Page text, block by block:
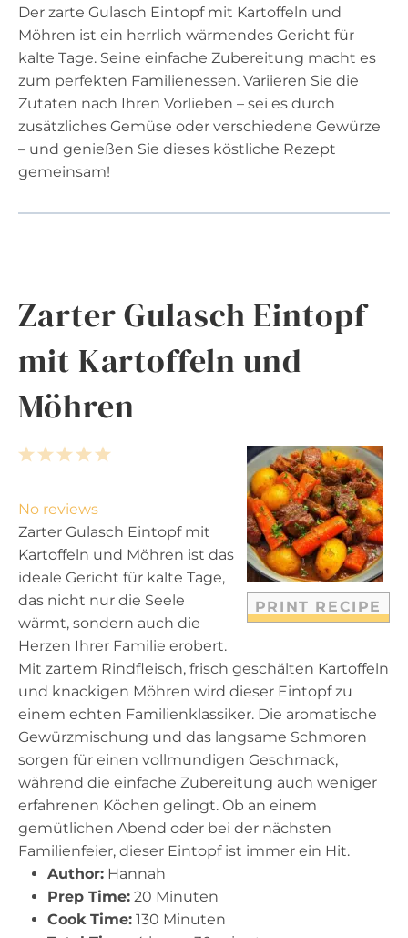
Der zarte Gulasch Eintopf mit Kartoffeln und
Möhren ist ein herrlich wärmendes Gericht für
kalte Tage. Seine einfache Zubereitung macht es
zum perfekten Familienessen. Variieren Sie die
Zutaten nach Ihren Vorlieben – sei es durch
zusätzliches Gemüse oder verschiedene Gewürze
– und genießen Sie dieses köstliche Rezept
gemeinsam!
Zarter Gulasch Eintopf
mit Kartoffeln und
Möhren
PRINT RECIPE
5
a
r
s
4
t
a
r
s
3
t
a
r
s
2
t
a
r
s
1
t
a
r
No reviews
Zarter Gulasch Eintopf mit
Kartoffeln und Möhren ist das
ideale Gericht für kalte Tage,
das nicht nur die Seele
wärmt, sondern auch die
Herzen Ihrer Familie erobert.
Mit zartem Rindfleisch, frisch geschälten Kartoffeln
und knackigen Möhren wird dieser Eintopf zu
einem echten Familienklassiker. Die aromatische
Gewürzmischung und das langsame Schmoren
sorgen für einen vollmundigen Geschmack,
während die einfache Zubereitung auch weniger
erfahrenen Köchen gelingt. Ob an einem
gemütlichen Abend oder bei der nächsten
Familienfeier, dieser Eintopf ist immer ein Hit.
Author: Hannah
Prep Time: 20 Minuten
Cook Time: 130 Minuten